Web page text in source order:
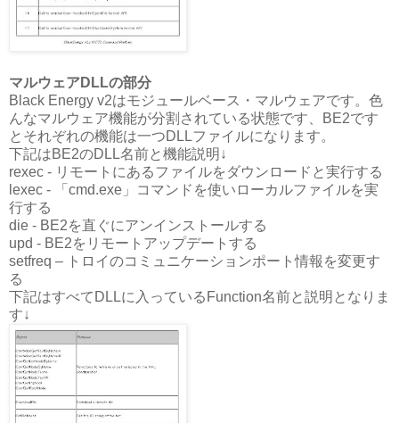
マルウェアDLLの部分
Black Energy v2はモジュールベース・マルウェアです。色
んなマルウェア機能が分割されている状態です、BE2です
とそれぞれの機能は一つDLLファイルになります。
下記はBE2のDLL名前と機能説明↓
rexec - リモートにあるファイルをダウンロードと実行する
lexec - 「cmd.exe」コマンドを使いローカルファイルを実
行する
die - BE2を直ぐにアンインストールする
upd - BE2をリモートアップデートする
setfreq – トロイのコミュニケーションポート情報を変更す
る
下記はすべてDLLに入っているFunction名前と説明となりま
す↓